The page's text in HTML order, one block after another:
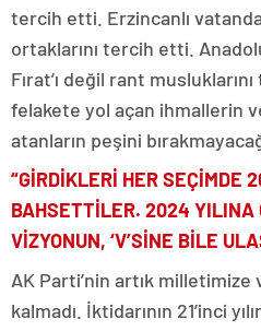
tercih etti. Erzincanlı
ortaklarını tercih etti.
Fırat’ı değil rant
felakete yol açan ihmallerin
atanların peşini
“GİRDİKLERİ HER SEÇİMDE
BAHSETTİLER. 2024 YILINA
VİZYONUN, ‘V’SİNE BİLE
AK Parti’nin artık
kalmadı. İktidarının 21’inci